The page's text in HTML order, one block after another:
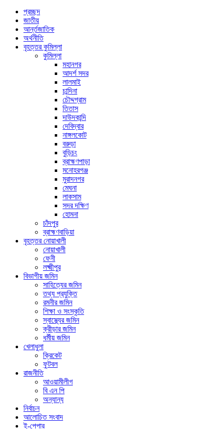
প্রচ্ছদ
জাতীয়
আর্ন্তজাতিক
অর্থনীতি
বৃহত্তর কুমিল্লা
কুমিল্লা
মহানগর
আদর্শ সদর
লালমাই
চান্দিনা
চৌদ্দগ্রাম
তিতাস
দাউদকান্দি
দেবিদ্বার
নাঙ্গলকোট
বরুড়া
বুড়িচং
ব্রাহ্মণপাড়া
মনোহরগঞ্জ
মুরাদনগর
মেঘনা
লাকসাম
সদর দক্ষিণ
হোমনা
চাঁদপুর
ব্রাহ্মণবাড়িয়া
বৃহত্তর নোয়াখালী
নোয়াখালী
ফেনী
লক্ষ্মীপুর
বিভাগীয় জমিন
সাহিত্যের জমিন
তথ্য প্রযুক্তি
রমনীর জমিন
শিক্ষা ও সংস্কৃতি
স্বাস্থ্যের জমিন
ক্রীড়ার জমিন
ধর্মীয় জমিন
খেলাধুলা
ক্রিকেট
ফুটবল
রাজনীতি
আওয়ামীলীগ
বি এন পি
অন্যান্য
নির্বাচন
আলোচিত সংবাদ
ই-পেপার